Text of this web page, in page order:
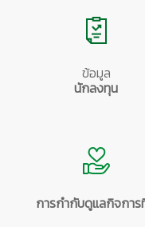
ข้อมูล
นักลงทุน
การกำกับดูแลกิจการ